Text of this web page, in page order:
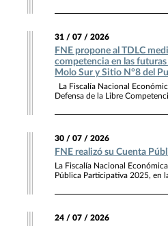
31 / 07 / 2026
FNE propone al TDLC
competencia en las
Molo Sur y Sitio N°8 del
La Fiscalía Nacional
Defensa de la Libre
30 / 07 / 2026
FNE realizó su Cuenta
La Fiscalía Nacional
Pública Participativa 2025, en
24 / 07 / 2026